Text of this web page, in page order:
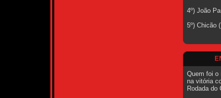
4º) João
5º) Chicão
Quem foi o
na vitória
Rodada do